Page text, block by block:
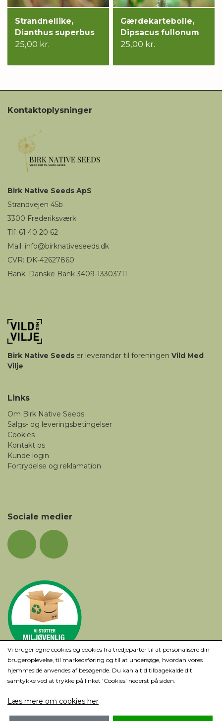
Strandnellike,
Dianthus superbus
25,00 kr.
Gærdekartebolle,
Dipsacus fullonum
25,00 kr.
Kontaktoplysninger
Birk Native Seeds ApS
Strandvejen 45b
3300 Frederiksværk
Tlf: 61 40 20 62
Mail: info@birknativeseeds.dk
CVR: DK-42627860
Bank: Danske Bank 3409-13303711
Birk Native Seeds er leverandør til foreningen Vild Med
Vilje
Links
Om Birk Native Seeds
Salgs- og leveringsbetingelser
Cookies
Kontakt os
Kunde login
Fortrydelse og reklamation
Sociale medier
Vi bruger egne cookies og cookies fra tredjeparter til at personalisere din
brugeroplevelse, til markedsføring og til at undersøge, hvordan vores
hjemmeside anvendes af besøgende. Du kan altid tilbagekalde dit
samtykke ved at trykke på linket 'Cookies' nederst på siden.
Læs mere om cookies her